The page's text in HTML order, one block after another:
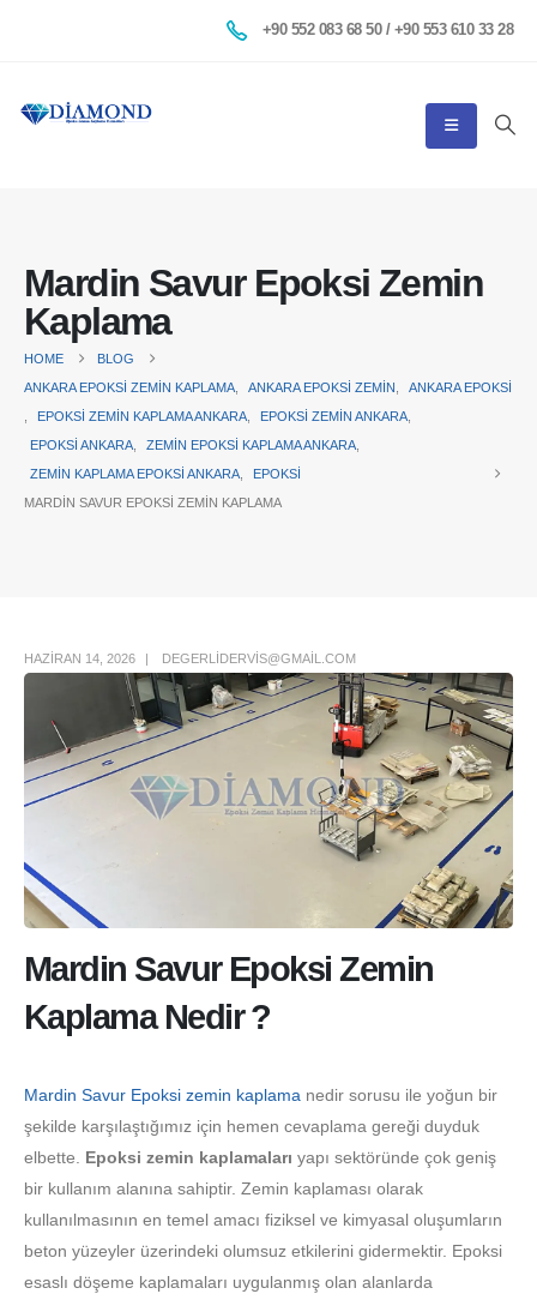
+90 552 083 68 50 / +90 553 610 33 28
Mardin Savur Epoksi Zemin
Kaplama
HOME
BLOG
ANKARA EPOKSI ZEMIN KAPLAMA
ANKARA EPOKSI ZEMIN
ANKARA EPOKSI
EPOKSI ZEMIN KAPLAMA ANKARA EPOKSI ZEMIN ANKARA
EPOKSI ANKARA
ZEMIN EPOKSI KAPLAMA ANKARA
ZEMIN KAPLAMA EPOKSI ANKARA
EPOKSI
MARDIN SAVUR EPOKSI ZEMIN KAPLAMA
HAZIRAN 14, 2026 DEGERLIDERVIS@GMAIL.COM
Mardin Savur Epoksi Zemin
Kaplama Nedir ?
Mardin Savur Epoksi zemin kaplama nedir sorusu ile yoğun bir
şekilde karşılaştığımız için hemen cevaplama gereği duyduk
elbette. Epoksi zemin kaplamaları yapı sektöründe çok geniş
bir kullanım alanına sahiptir. Zemin kaplaması olarak
kullanılmasının en temel amacı fiziksel ve kimyasal oluşumların
beton yüzeyler üzerindeki olumsuz etkilerini gidermektir. Epoksi
esaslı döşeme kaplamaları uygulanmış olan alanlarda
Author Box